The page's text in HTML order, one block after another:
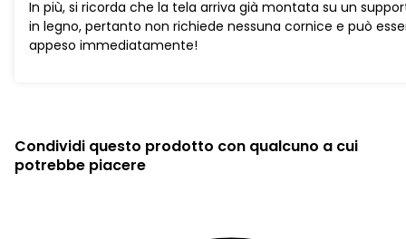
In più, si ricorda che la tela arriva già montata su un
in legno, pertanto non richiede nessuna cornice e può
appeso immediatamente!
Condividi questo prodotto con qualcuno a cui
potrebbe piacere